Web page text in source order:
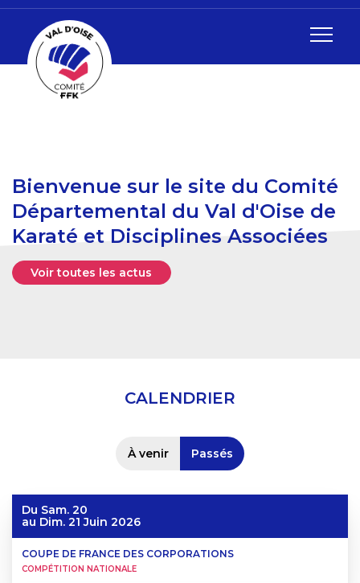
Bienvenue sur le site du Comité
Départemental du Val d'Oise de
Karaté et Disciplines Associées
Voir toutes les actus
CALENDRIER
À venir Passés
Du Sam. 20
au Dim. 21 Juin 2026
COUPE DE FRANCE DES CORPORATIONS
COMPÉTITION NATIONALE